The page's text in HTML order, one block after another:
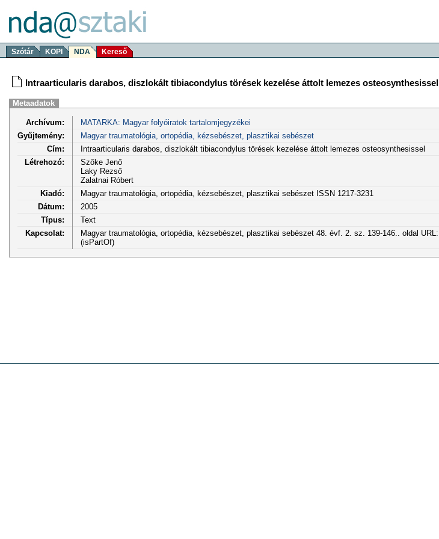
Szótár KOPI NDA Kereső
Intraarticularis darabos, diszlokált tibiacondylus törések kezelése áttolt lemezes osteosynthesissel
Metaadatok
Archívum:
MATARKA: Magyar folyóiratok tartalomjegyzékei
Gyűjtemény:
Magyar traumatológia, ortopédia, kézsebészet, plasztikai sebészet
Cím:
Intraarticularis darabos, diszlokált tibiacondylus törések kezelése áttolt lemezes osteosynthesissel
Létrehozó:
Szőke Jenő
Laky Rezső
Zalatnai Róbert
Kiadó:
Magyar traumatológia, ortopédia, kézsebészet, plasztikai sebészet ISSN 1217-3231
Dátum:
2005
Típus:
Text
Kapcsolat:
Magyar traumatológia, ortopédia, kézsebészet, plasztikai sebészet 48. évf. 2. sz. 139-146.. oldal URL:
(isPartOf)